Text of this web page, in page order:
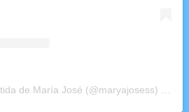
de María José (@maryajosess)